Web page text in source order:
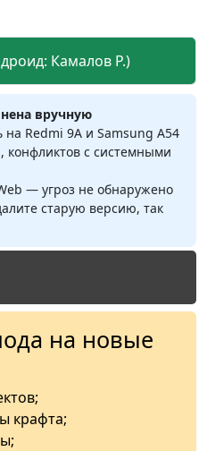
Камалов Р.)
вручную
на Redmi 9A и Samsung A54
конфликтов с системными
— угроз не обнаружено
старую версию, так
на новые
крафта;